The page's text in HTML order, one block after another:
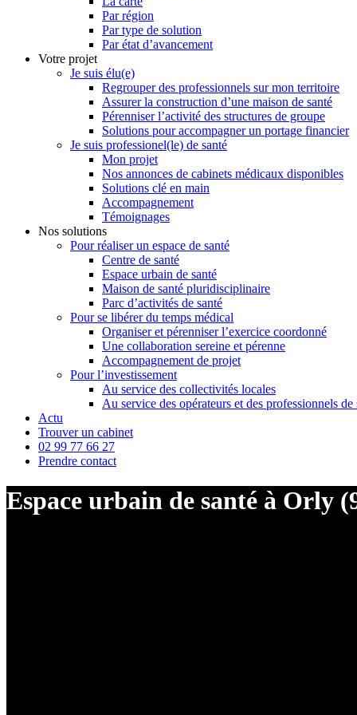
Par région
Par type de solution
Par état d’avancement
Votre projet
Je suis élu(e)
Regrouper des professionnels sur mon territoire
Assurer la construction d’une maison de santé
Pérenniser l’activité des structures de groupe
Solutions pour accompagner un portage financier
Je suis professionel(le) de santé
Mon projet
Nos annonces de cabinets médicaux disponibles
Solutions clé en main
Accompagnement
Témoignages
Nos solutions
Pour réaliser un espace de santé
Centre de santé
Espace urbain de santé
Maison de santé pluridisciplinaire
Parc d’activités de santé
Pour se libérer du temps médical
Organiser et pérenniser l’exercice coordonné
Une collaboration sereine et pérenne
Accompagnement de projet
Pour l’investissement
Au service des collectivités locales
Au service des opérateurs et des professionnels de
Actu
Trouver un cabinet
02 99 77 66 27
Prendre contact
Espace urbain de santé à Orly